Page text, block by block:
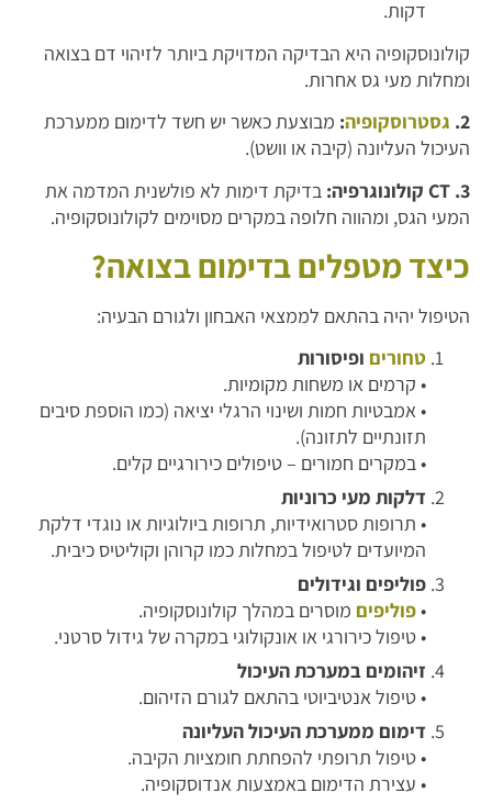
דקות.
קולונוסקופיה היא הבדיקה המדויקת ביותר לזיהוי דם בצואה
ומחלות מעי גס אחרות.
2. גסטרוסקופיה: מבוצעת כאשר יש חשד לדימום ממערכת
העיכול העליונה (קיבה או וושט).
3. CT קולונוגרפיה:
בדיקת דימות לא פולשנית המדמה את
המעי הגס, ומהווה חלופה במקרים מסוימים לקולונוסקופיה.
כיצד מטפלים בדימום בצואה?
הטיפול יהיה בהתאם לממצאי האבחון ולגורם הבעיה:
טחורים ופיסורות
• קרמים או משחות מקומיות.
• אמבטיות חמות ושינוי הרגלי יציאה (כמו הוספת סיבים
תזונתיים לתזונה).
• במקרים חמורים – טיפולים כירורגיים קלים.
דלקות מעי כרוניות
• תרופות סטרואידיות, תרופות ביולוגיות או נוגדי דלקת
המיועדים לטיפול במחלות כמו קרוהן וקוליטיס כיבית.
פוליפים וגידולים
•פוליפים מוסרים במהלך קולונוסקופיה.
• טיפול כירורגי או אונקולוגי במקרה של גידול סרטני.
זיהומים במערכת העיכול
• טיפול אנטיביוטי בהתאם לגורם הזיהום.
דימום ממערכת העיכול העליונה
• טיפול תרופתי להפחתת חומציות הקיבה.
• עצירת הדימום באמצעות אנדוסקופיה.